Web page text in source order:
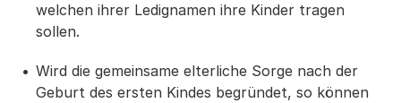
welchen ihrer Ledignamen ihre Kinder tragen
sollen.
Wird die gemeinsame elterliche Sorge nach der
Geburt des ersten Kindes begründet, so können